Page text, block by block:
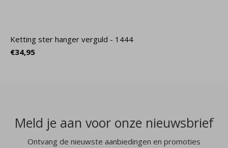
Ketting ster hanger verguld - 1444
€34,95
Meld je aan voor onze nieuwsbrief
Ontvang de nieuwste aanbiedingen en promoties